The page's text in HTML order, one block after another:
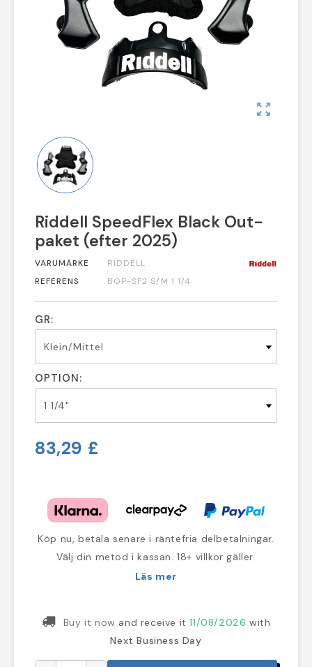
zoom_out_map
Riddell SpeedFlex Black Out-
paket (efter 2025)
VARUMÄRKE
RIDDELL
REFERENS
BOP-SF2 S/M 1 1/4
GR:
OPTION:
83,29 £
Köp nu, betala senare i räntefria delbetalningar.
Välj din metod i kassan. 18+ villkor gäller.
Läs mer
Buy it now and receive it11/08/2026 with
Next Business Day